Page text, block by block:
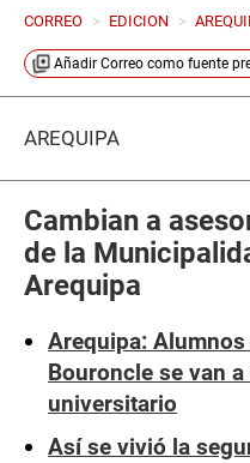
CORREO > EDICION >
Añadir Correo como fuente
AREQUIPA
Cambian a
de la
Arequipa
Arequipa:
Bouroncle se van
universitario
Así se vivió la